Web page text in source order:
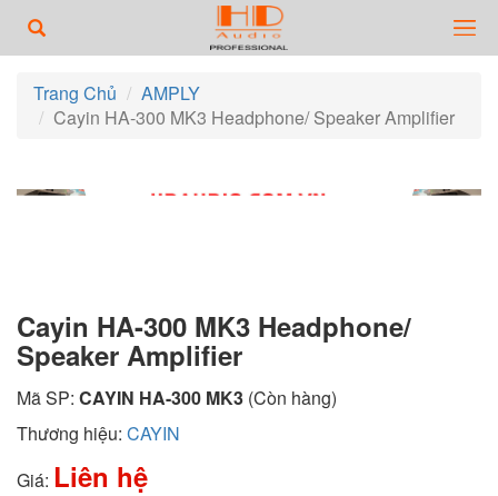
Trang Chủ
AMPLY
Cayin HA-300 MK3 Headphone/ Speaker Amplifier
Cayin HA-300 MK3 Headphone/
Speaker Amplifier
Mã SP: CAYIN HA-300 MK3 (Còn hàng)
Thương hiệu: CAYIN
Giá: Liên hệ